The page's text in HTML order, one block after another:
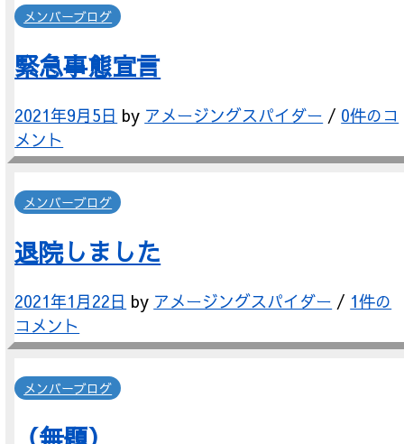
メンバーブログ
緊急事態宣言
2021年9月5日 by アメージングスパイダー / 0件のコ
メント
メンバーブログ
退院しました
2021年1月22日 by アメージングスパイダー / 1件の
コメント
メンバーブログ
（無題）